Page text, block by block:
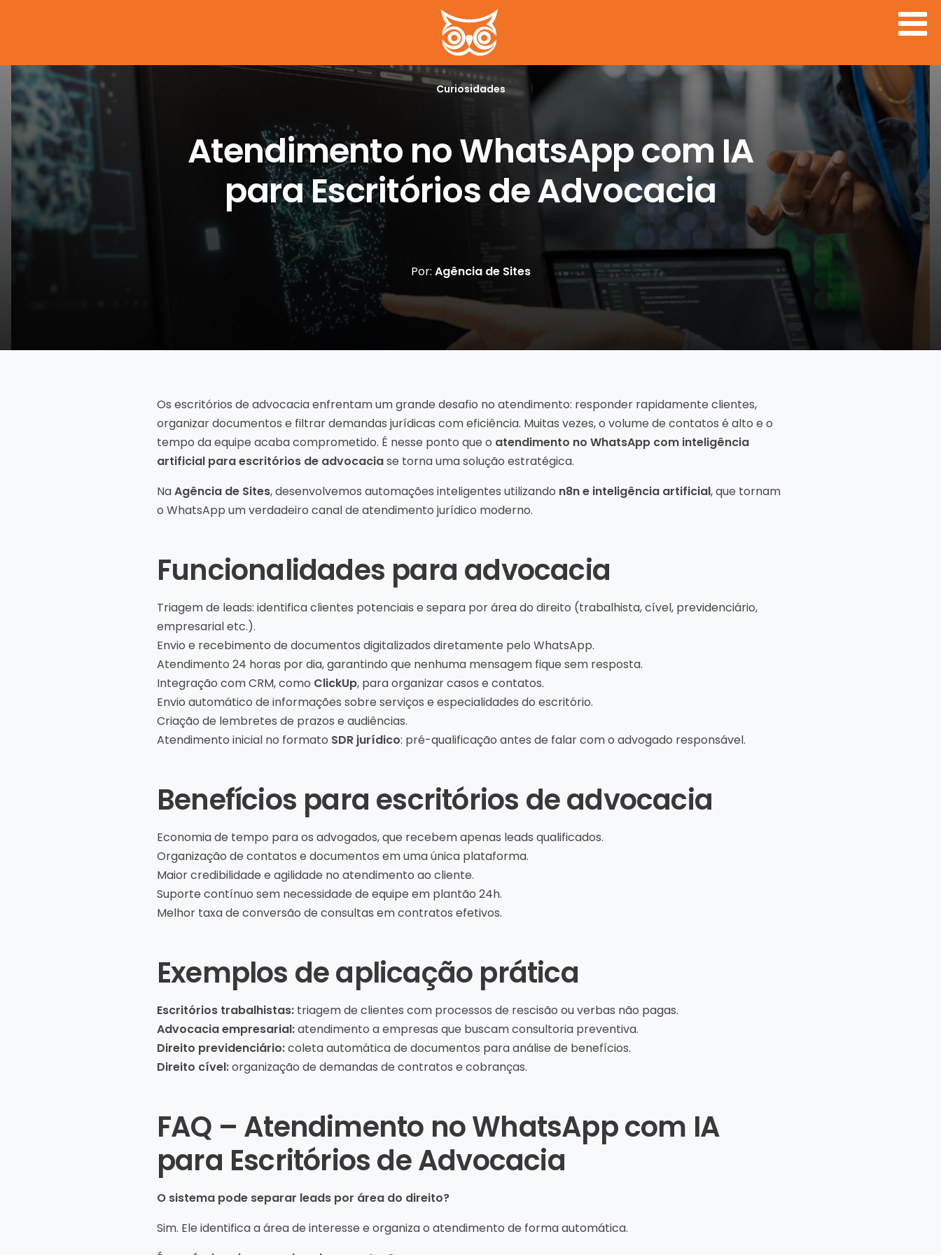
Curiosidades
Atendimento no WhatsApp com IA
para Escritórios de Advocacia
Por: Agência de Sites
Os escritórios de advocacia enfrentam um grande desafio no atendimento: responder rapidamente clientes,
organizar documentos e filtrar demandas jurídicas com eficiência. Muitas vezes, o volume de contatos é alto e o
tempo da equipe acaba comprometido. É nesse ponto que o atendimento no WhatsApp com inteligência
artificial para escritórios de advocaciase torna uma solução estratégica.
NaAgência de Sites, desenvolvemos automações inteligentes utilizando n8n e inteligência artificial, que tornam
o WhatsApp um verdadeiro canal de atendimento jurídico moderno.
Funcionalidades para advocacia
Triagem de leads: identifica clientes potenciais e separa por área do direito (trabalhista, cível, previdenciário,
empresarial etc.).
Envio e recebimento de documentos digitalizados diretamente pelo WhatsApp.
Atendimento 24 horas por dia, garantindo que nenhuma mensagem fique sem resposta.
Integração com CRM, como ClickUp, para organizar casos e contatos.
Envio automático de informações sobre serviços e especialidades do escritório.
Criação de lembretes de prazos e audiências.
Atendimento inicial no formato SDR jurídico: pré-qualificação antes de falar com o advogado responsável.
Benefícios para escritórios de advocacia
Economia de tempo para os advogados, que recebem apenas leads qualificados.
Organização de contatos e documentos em uma única plataforma.
Maior credibilidade e agilidade no atendimento ao cliente.
Suporte contínuo sem necessidade de equipe em plantão 24h.
Melhor taxa de conversão de consultas em contratos efetivos.
Exemplos de aplicação prática
Escritórios trabalhistas: triagem de clientes com processos de rescisão ou verbas não pagas.
Advocacia empresarial:atendimento a empresas que buscam consultoria preventiva.
Direito previdenciário:coleta automática de documentos para análise de benefícios.
Direito cível:organização de demandas de contratos e cobranças.
FAQ – Atendimento no WhatsApp com IA
para Escritórios de Advocacia
O sistema pode separar leads por área do direito?
Sim. Ele identifica a área de interesse e organiza o atendimento de forma automática.